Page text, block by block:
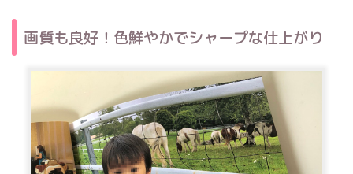
画質も良好！色鮮やかでシャープな仕上がり